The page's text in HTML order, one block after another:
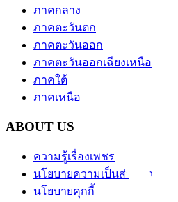
ภาคกลาง
ภาคตะวันตก
ภาคตะวันออก
ภาคตะวันออกเฉียงเหนือ
ภาคใต้
ภาคเหนือ
ABOUT US
ความรู้เรื่องเพชร
นโยบายความเป็นส่วนตัว
นโยบายคุกกี้